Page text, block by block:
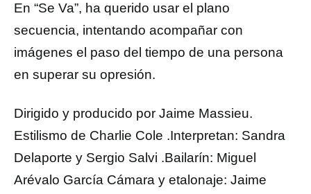
En “Se Va”, ha querido usar el plano
secuencia, intentando acompañar con
imágenes el paso del tiempo de una persona
en superar su opresión.
Dirigido y producido por Jaime Massieu.
Estilismo de Charlie Cole .Interpretan: Sandra
Delaporte y Sergio Salvi .Bailarín: Miguel
Arévalo García Cámara y etalonaje: Jaime